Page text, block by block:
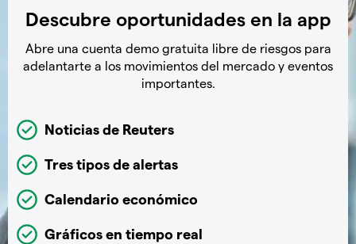
Descubre oportunidades en la app
Abre una cuenta demo gratuita libre de riesgos para
adelantarte a los movimientos del mercado y eventos
importantes.
Noticias de Reuters
Tres tipos de alertas
Calendario económico
Gráficos en tiempo real